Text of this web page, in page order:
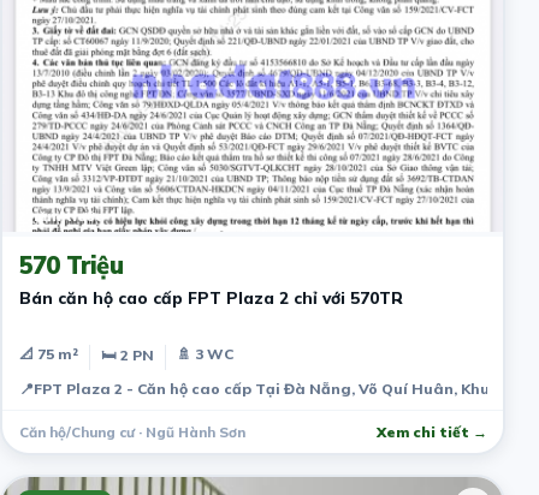
2 năm trước
570 Triệu
Bán căn hộ cao cấp FPT Plaza 2 chỉ với 570TR
📐 75 m² 🛏 2 PN
🚿 3 WC
📍FPT Plaza 2 - Căn hộ cao cấp Tại Đà Nẵng, Võ Quí Huân, Khu đô
Căn hộ/Chung cư · Ngũ Hành Sơn Xem chi tiết →